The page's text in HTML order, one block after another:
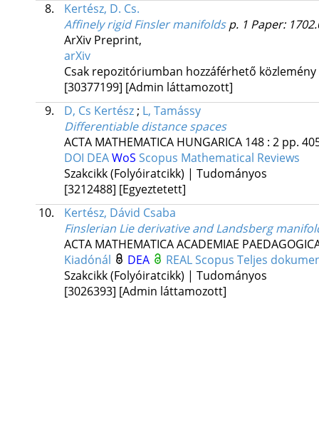
8.
Kertész, D. Cs.
Affinely rigid Finsler manifolds p. 1 Paper:
ArXiv Preprint,
arXiv
Csak repozitóriumban hozzáférhető
[30377199] [Admin láttamozott]
9.
D, Cs Kertész; L, Tamássy
Differentiable distance spaces
ACTA MATHEMATICA HUNGARICA 148: 2 pp.
DOI DEAWoS Scopus Mathematical Reviews
Szakcikk (Folyóiratcikk) | Tudományos
[3212488] [Egyeztetett]
10.
Kertész, Dávid Csaba
Finslerian Lie derivative and Landsberg
ACTA MATHEMATICA ACADEMIAE
Kiadónál
DEA REALScopus Teljes
Szakcikk (Folyóiratcikk) | Tudományos
[3026393] [Admin láttamozott]